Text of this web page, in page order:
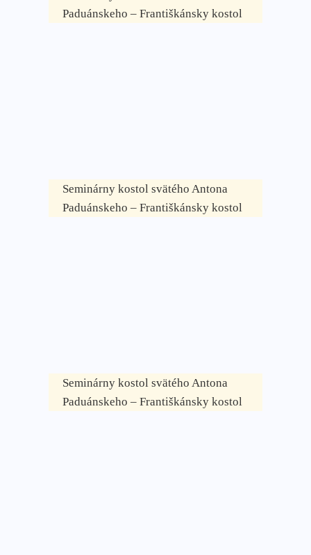
Paduánskeho – Františkánsky kostol
Seminárny kostol svätého Antona
Paduánskeho – Františkánsky kostol
Seminárny kostol svätého Antona
Paduánskeho – Františkánsky kostol